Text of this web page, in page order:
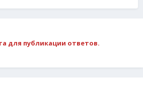
для публикации ответов.